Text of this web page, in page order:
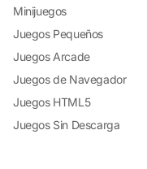
Minijuegos
Juegos Pequeños
Juegos Arcade
Juegos de Navegador
Juegos HTML5
Juegos Sin Descarga